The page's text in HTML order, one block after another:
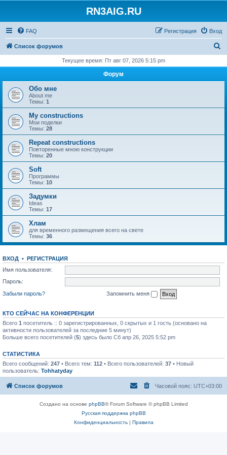
RN3AIG.RU
FAQ Вход
Регистрация
Список форумов
с
Текущее время: Пт авг 07, 2026 5:15 pm
Форум
Обо мне
About me
Темы: 1
My constructions
Мои поделки
Темы: 28
Repeat constructions
Повторенные мною конструкции
Темы: 20
Soft
Программы
Темы: 10
Задумки
Ideas
Темы: 17
Хлам
для временного размещения всего на свете
Темы: 36
ВХОД • РЕГИСТРАЦИЯ
Имя пользователя:
Пароль:
Забыли пароль?
Запомнить меня
КТО СЕЙЧАС НА КОНФЕРЕНЦИИ
Всего 1 посетитель :: 0 зарегистрированных, 0 скрытых и 1 гость (основано на
активности пользователей за последние 5 минут)
Больше всего посетителей (5) здесь было Сб апр 26, 2025 5:52 pm
СТАТИСТИКА
Всего сообщений: 247 • Всего тем: 112 • Всего пользователей: 37 • Новый
пользователь: Tohhatyday
Список форумов Часовой пояс: UTC+03:00
Создано на основе phpBB® Forum Software © phpBB Limited
Русская поддержка phpBB
Конфиденциальность| Правила